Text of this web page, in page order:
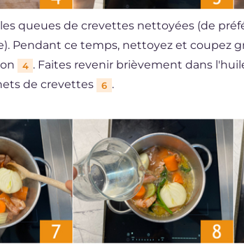
queues de crevettes nettoyées (de
Pendant ce temps, nettoyez et coupez
4 . Faites revenir brièvement dans
de crevettes
6 .